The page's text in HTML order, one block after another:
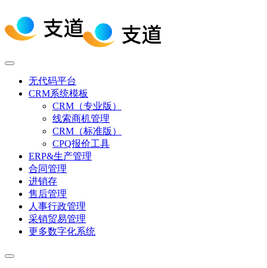
无代码平台
CRM系统模板
CRM（专业版）
线索商机管理
CRM（标准版）
CPQ报价工具
ERP&生产管理
合同管理
进销存
售后管理
人事行政管理
采销贸易管理
更多数字化系统